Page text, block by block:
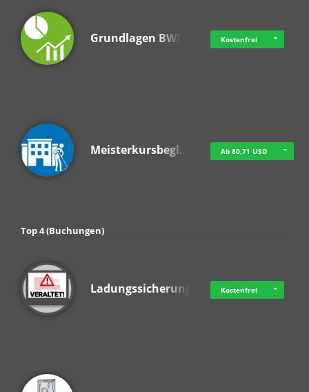
Grundlagen BWL Kostenfrei
Meisterkursbegl… Ab 80,71 USD
Top 4 (Buchungen)
Ladungssicherung Kostenfrei